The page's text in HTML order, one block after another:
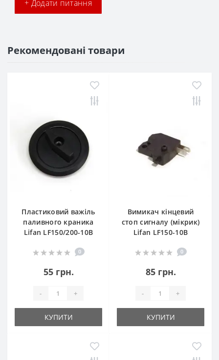
+ Додати питання
Рекомендовані товари
Пластиковий важіль
паливного краника
Lifan LF150/200-10B
0
55 грн.
- +
КУПИТИ
Вимикач кінцевий
стоп сигналу (мікрик)
Lifan LF150-10B
0
85 грн.
- +
КУПИТИ